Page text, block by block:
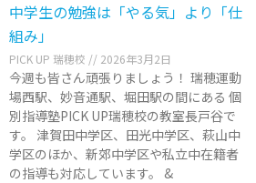
中学生の勉強は「やる気」より「仕
組み」
PICK UP 瑞穂校 2026年3月2日
今週も皆さん頑張りましょう！ 瑞穂運動
場西駅、妙音通駅、堀田駅の間にある 個
別指導塾PICK UP瑞穂校の教室長戸谷で
す。 津賀田中学区、田光中学区、萩山中
学区のほか、新郊中学区や私立中在籍者
の指導も対応しています。 &